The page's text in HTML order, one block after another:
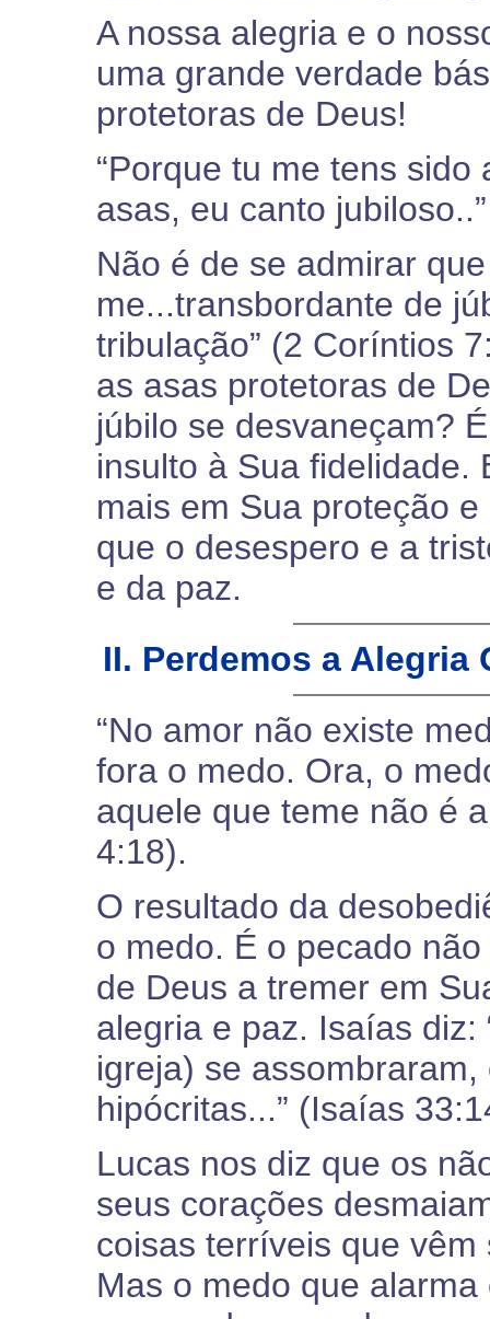
A nossa alegria e o
uma grande verdade
protetoras de Deus!
“Porque tu me tens
asas, eu canto
Não é de se admirar
me...transbordante de
tribulação” (2 Coríntios
as asas protetoras de
júbilo se desvaneçam?
insulto à Sua fidelidade.
mais em Sua proteção
que o desespero e a
e da paz.
II. Perdemos a Alegria
“No amor não existe
fora o medo. Ora, o
aquele que teme não é
4:18).
O resultado da
o medo. É o pecado
de Deus a tremer em
alegria e paz. Isaías diz:
igreja) se
hipócritas...” (Isaías
Lucas nos diz que os
seus corações
coisas terríveis que
Mas o medo que